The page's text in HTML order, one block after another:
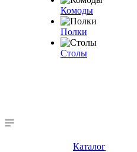
Комоды
Полки
Столы
Каталог